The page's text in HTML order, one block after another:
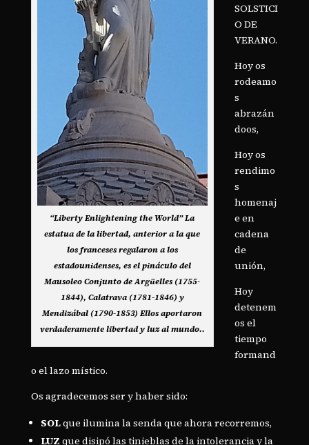
“Liberty Enlightening the World” La
estatua de la libertad, anterior a la que
los franceses regalaron a los
estadounidenses, es el pináculo del
Mausoleo Conjunto de Argüelles (1755-
1844), Calatrava (1781-1846) y
Mendizábal (1790-1853) Ellos aportaron
verdaderamente libertad y luz al mundo..
SOLSTICI
O DE
VERANO.
Hoy os
rodeamo
s
abrazán
doos,
Hoy os
rendimo
s
homenaj
e en
cadena
de
unión,
Hoy
detenem
os el
tiempo
formand
o el lazo místico.
Os agradecemos ser y haber sido:
SOLque ilumina la senda que ahora recorremos,
LUZ que disipó las tinieblas de la intolerancia y la